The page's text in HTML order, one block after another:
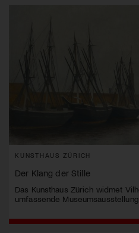
KUNSTHAUS ZÜRICH
Der Klang der Stille
Das Kunsthaus Zürich widmet
umfassende